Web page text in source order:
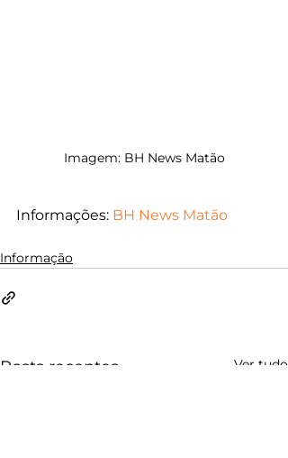
Imagem: BH News Matão
Informações: BH News Matão
Informação
Posts recentes Ver tudo